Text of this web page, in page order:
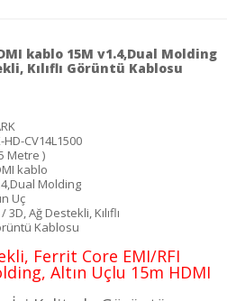
kablo 15M v1.4,Dual Molding
Kılıflı Görüntü Kablosu
HD-CV14L1500
Metre )
kablo
Molding
Uç
3D, Ağ Destekli, Kılıflı
Kablosu
Ferrit Core EMI/RFI
Altın Uçlu 15m HDMI